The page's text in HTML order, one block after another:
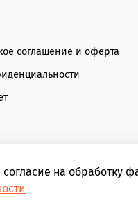
соглашение и оферта
на обработку